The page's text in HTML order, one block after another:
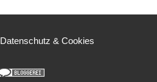
Datenschutz & Cookies